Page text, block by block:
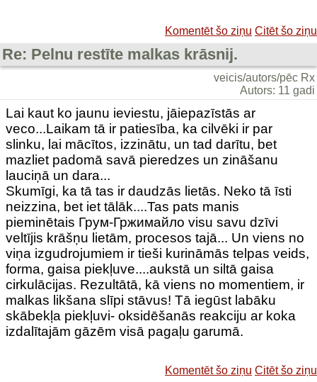
Komentēt šo ziņu Citēt šo ziņu
Re: Pelnu restīte malkas krāsnij.
veicis/autors/pēc Rx
Autors: 11 gadi
Lai kaut ko jaunu ieviestu, jāiepazīstās ar
veco...Laikam tā ir patiesība, ka cilvēki ir par
slinku, lai mācītos, izzinātu, un tad darītu, bet
mazliet padomā savā pieredzes un zināšanu
lauciņā un dara...
Skumīgi, ka tā tas ir daudzās lietās. Neko tā īsti
neizzina, bet iet tālāk....Tas pats manis
pieminētais Грум-Гржимайло visu savu dzīvi
veltījis krāšņu lietām, procesos tajā... Un viens no
viņa izgudrojumiem ir tieši kurināmās telpas veids,
forma, gaisa piekļuve....aukstā un siltā gaisa
cirkulācijas. Rezultātā, kā viens no momentiem, ir
malkas likšana slīpi stāvus! Tā iegūst labāku
skābekļa piekļuvi- oksidēšanās reakciju ar koka
izdalītajām gāzēm visā pagaļu garumā.
Komentēt šo ziņu Citēt šo ziņu